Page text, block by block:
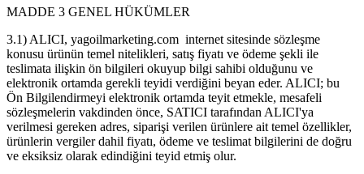
MADDE 3 GENEL HÜKÜMLER
3.1) ALICI, yagoilmarketing.com internet sitesinde sözleşme
konusu ürünün temel nitelikleri, satış fiyatı ve ödeme şekli ile
teslimata ilişkin ön bilgileri okuyup bilgi sahibi olduğunu ve
elektronik ortamda gerekli teyidi verdiğini beyan eder. ALICI; bu
Ön Bilgilendirmeyi elektronik ortamda teyit etmekle, mesafeli
sözleşmelerin vakdinden önce, SATICI tarafından ALICI'ya
verilmesi gereken adres, siparişi verilen ürünlere ait temel özellikler,
ürünlerin vergiler dahil fiyatı, ödeme ve teslimat bilgilerini de doğru
ve eksiksiz olarak edindiğini teyid etmiş olur.